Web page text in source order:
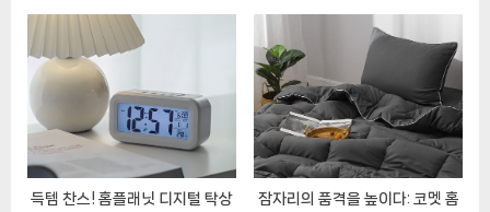
이
션
u
P
s
t
:
o
s
t
:
득템 찬스! 홈플래닛 디지털 탁상
잠자리의 품격을 높이다: 코멧 홈